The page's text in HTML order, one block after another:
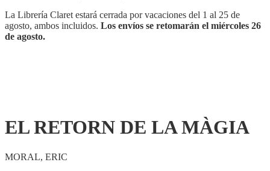
La Librería Claret estará cerrada por vacaciones del 1 al 25 de
agosto, ambos incluidos. Los envíos se retomarán el miércoles 26
de agosto.
EL RETORN DE LA MÀGIA
MORAL, ERIC